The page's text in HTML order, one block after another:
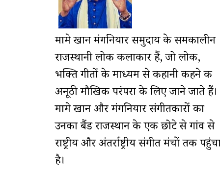
मामे खान मंगनियार समुदाय के समकालीन
राजस्थानी लोक कलाकार हैं, जो लोक,
भक्ति गीतों के माध्यम से कहानी कहने की
अनूठी मौखिक परंपरा के लिए जाने जाते हैं।
मामे खान और मंगनियार संगीतकारों का
उनका बैंड राजस्थान के एक छोटे से गांव से
राष्ट्रीय और अंतर्राष्ट्रीय संगीत मंचों तक
है।